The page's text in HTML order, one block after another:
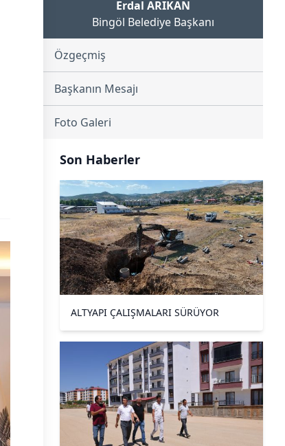
Erdal ARIKAN
Bingöl Belediye Başkanı
Özgeçmiş
Başkanın Mesajı
Foto Galeri
Son Haberler
ALTYAPI ÇALIŞMALARI SÜRÜYOR